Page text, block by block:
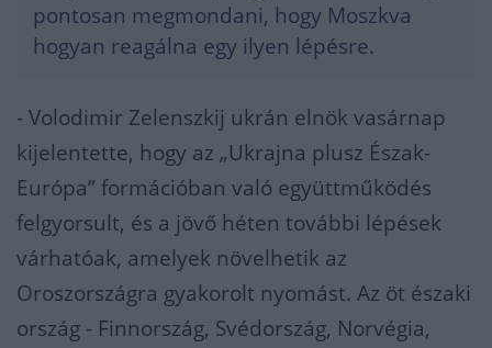
pontosan megmondani, hogy Moszkva
hogyan reagálna egy ilyen lépésre.
- Volodimir Zelenszkij ukrán elnök vasárnap
kijelentette, hogy az „Ukrajna plusz Észak-
Európa” formációban való együttműködés
felgyorsult, és a jövő héten további lépések
várhatóak, amelyek növelhetik az
Oroszországra gyakorolt nyomást. Az öt északi
ország - Finnország, Svédország, Norvégia,